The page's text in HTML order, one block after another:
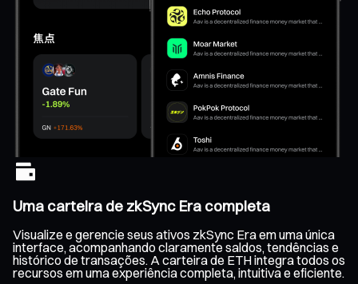
Uma carteira de zkSync Era completa
Visualize e gerencie seus ativos zkSync Era em uma única
interface, acompanhando claramente saldos, tendências e
histórico de transações. A carteira de ETH integra todos os
recursos em uma experiência completa, intuitiva e eficiente.